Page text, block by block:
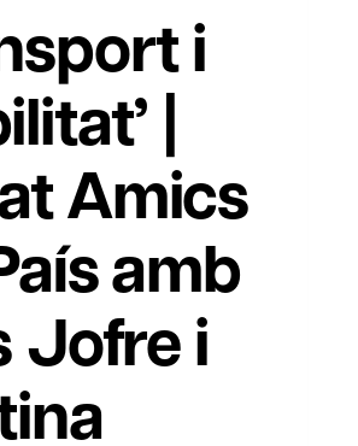
i
|
Amics
amb
Jofre i